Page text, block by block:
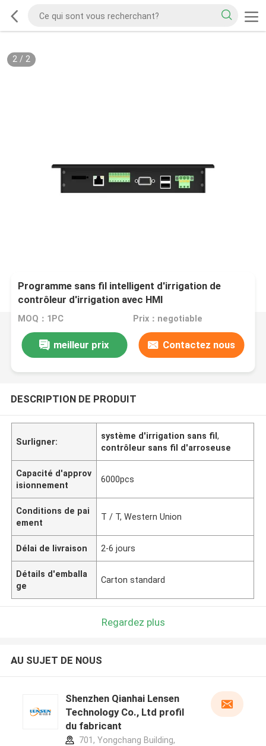
2/ 2
Programme sans fil intelligent d'irrigation de
contrôleur d'irrigation avec HMI
MOQ：1PC Prix：negotiable
meilleur prix Contactez nous
DESCRIPTION DE PRODUIT
Surligner:
système d'irrigation sans fil,
contrôleur sans fil d'arroseuse
Capacité d'approv
isionnement
6000pcs
Conditions de pai
ement
T / T, Western Union
Délai de livraison 2-6 jours
Détails d'emballa
ge
Carton standard
Regardez plus
AU SUJET DE NOUS
Shenzhen Qianhai Lensen
Technology Co., Ltd profil
du fabricant
701, Yongchang Building,